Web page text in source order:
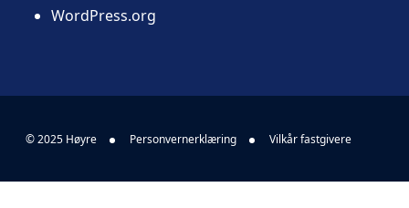
WordPress.org
© 2025 Høyre Personvernerklæring Vilkår fastgivere